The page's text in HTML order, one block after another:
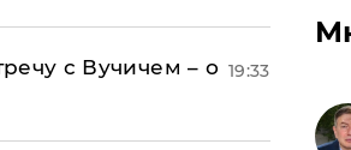
с Вучичем – о 19:33